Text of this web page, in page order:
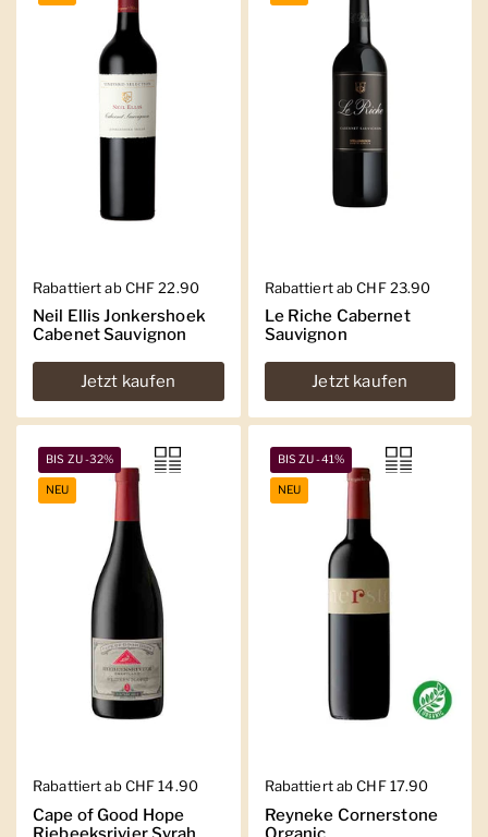
Regulärer Preis
Rabattiert ab CHF 22.90
Neil Ellis Jonkershoek
Cabenet Sauvignon
Jetzt kaufen
Regulärer Preis
Rabattiert ab CHF 23.90
Le Riche Cabernet
Sauvignon
Jetzt kaufen
Regulärer Preis
Rabattiert ab CHF 14.90
Cape of Good Hope
BIS ZU -32%
NEU
Regulärer Preis
Rabattiert ab CHF 17.90
Reyneke Cornerstone
BIS ZU -41%
NEU